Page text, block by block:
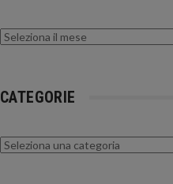
Archivi
CATEGORIE
Categorie